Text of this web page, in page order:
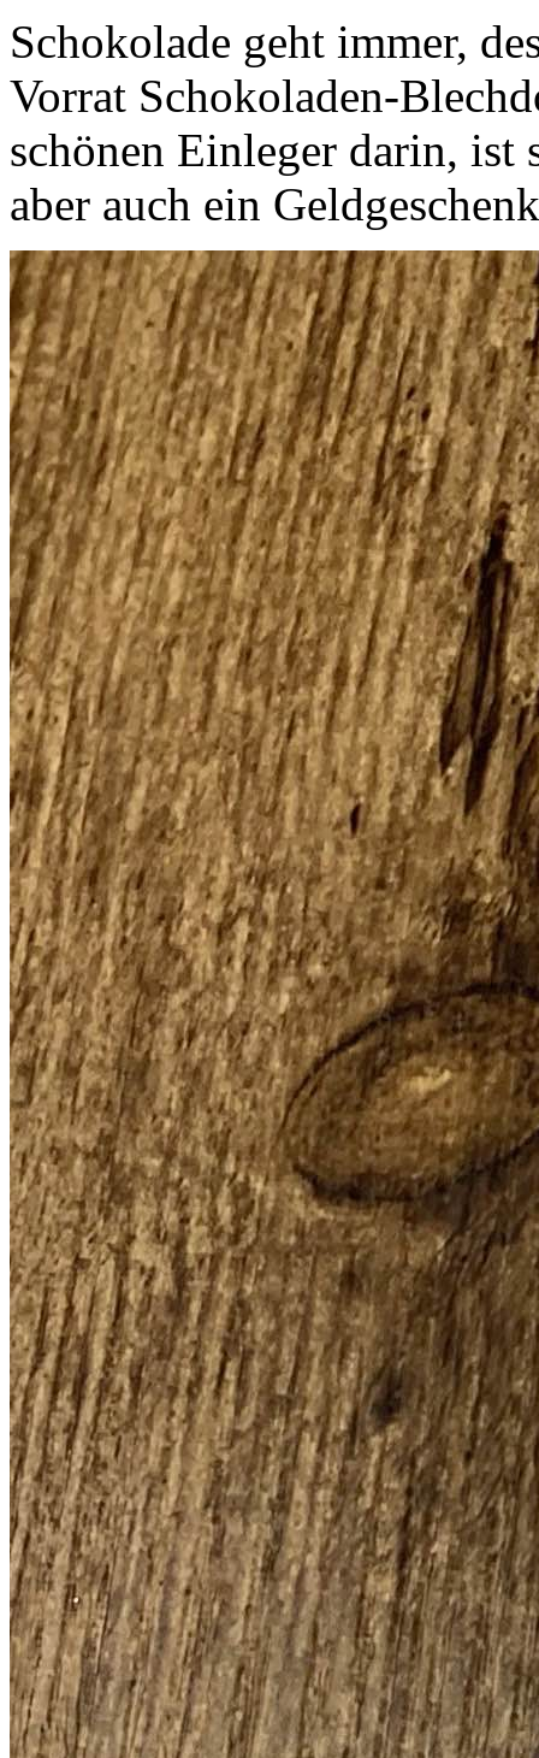
Schokolade geht immer,
Vorrat Schokoladen-
schönen Einleger darin,
aber auch ein